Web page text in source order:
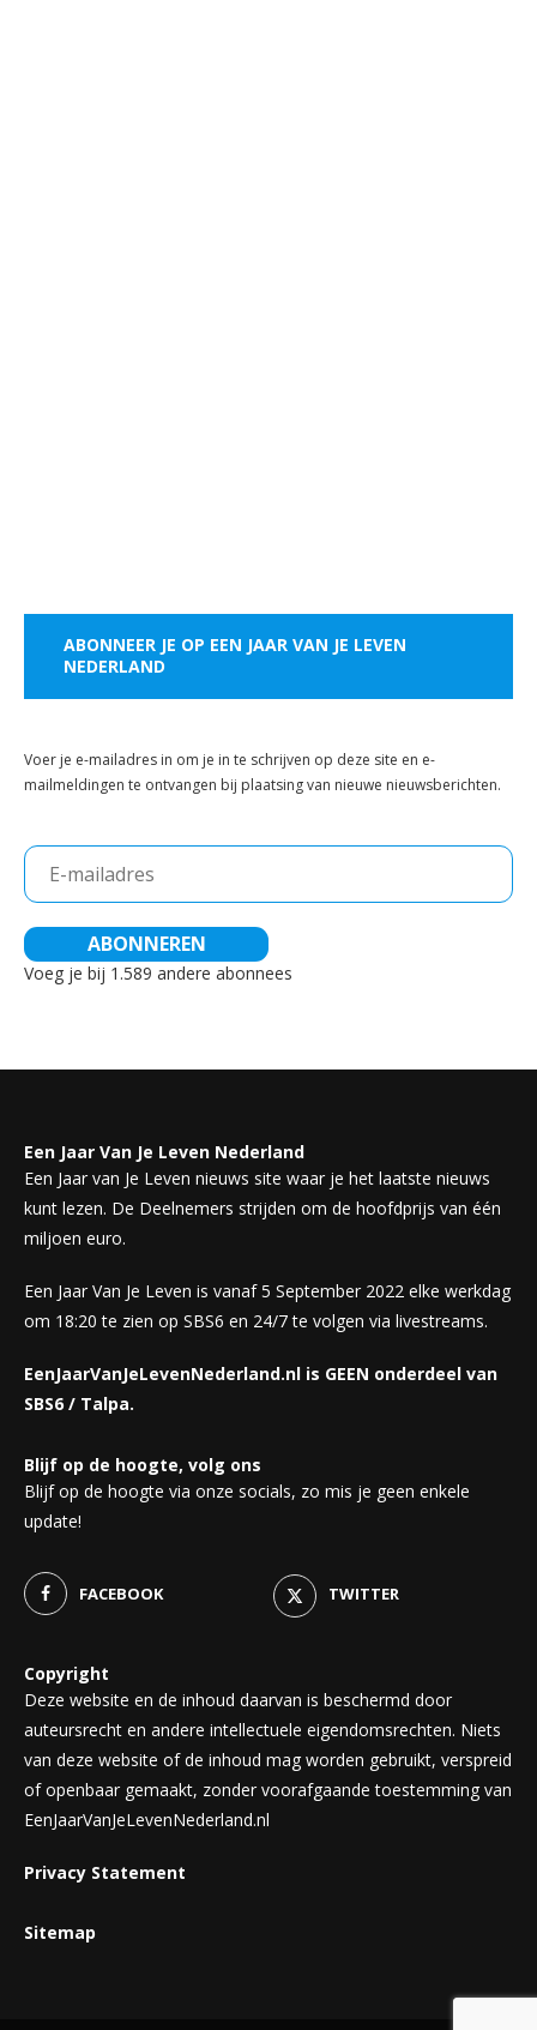
ABONNEER JE OP EEN JAAR VAN JE LEVEN
NEDERLAND
Voer je e-mailadres in om je in te schrijven op deze site en e-
mailmeldingen te ontvangen bij plaatsing van nieuwe nieuwsberichten.
E-
mailadres
ABONNEREN
Voeg je bij 1.589 andere abonnees
Een Jaar Van Je Leven Nederland
Een Jaar van Je Leven nieuws site waar je het laatste nieuws
kunt lezen. De Deelnemers strijden om de hoofdprijs van één
miljoen euro.
Een Jaar Van Je Leven is vanaf 5 September 2022 elke werkdag
om 18:20 te zien op SBS6 en 24/7 te volgen via livestreams.
EenJaarVanJeLevenNederland.nl is GEEN onderdeel van
SBS6 / Talpa.
Blijf op de hoogte, volg ons
Blijf op de hoogte via onze socials, zo mis je geen enkele
update!
FACEBOOK TWITTER
Copyright
Deze website en de inhoud daarvan is beschermd door
auteursrecht en andere intellectuele eigendomsrechten. Niets
van deze website of de inhoud mag worden gebruikt, verspreid
of openbaar gemaakt, zonder voorafgaande toestemming van
EenJaarVanJeLevenNederland.nl
Privacy Statement
Sitemap